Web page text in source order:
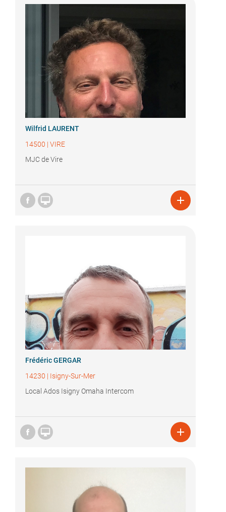
Wilfrid LAURENT
14500 | VIRE
MJC de Vire
 
Frédéric GERGAR
14230 | Isigny-Sur-Mer
Local Ados Isigny Omaha Intercom
 